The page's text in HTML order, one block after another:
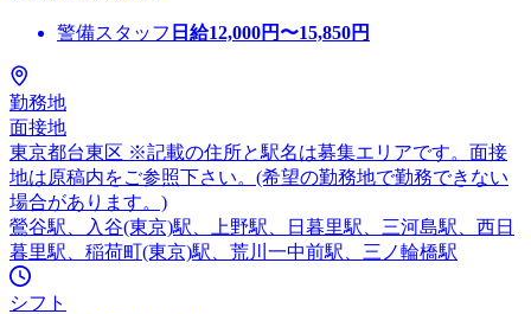
警備スタッフ 日給12,000円〜15,850円
勤務地
面接地
東京都台東区 ※記載の住所と駅名は募集エリアです。面接
地は原稿内をご参照下さい。(希望の勤務地で勤務できない
場合があります。)
鶯谷駅、入谷(東京)駅、上野駅、日暮里駅、三河島駅、西日
暮里駅、稲荷町(東京)駅、荒川一中前駅、三ノ輪橋駅
シフト